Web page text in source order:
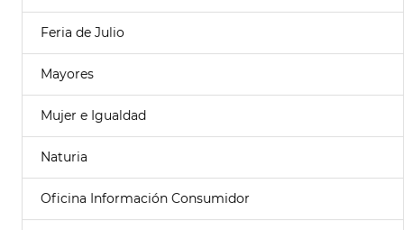
Feria de Julio
Mayores
Mujer e Igualdad
Naturia
Oficina Información Consumidor